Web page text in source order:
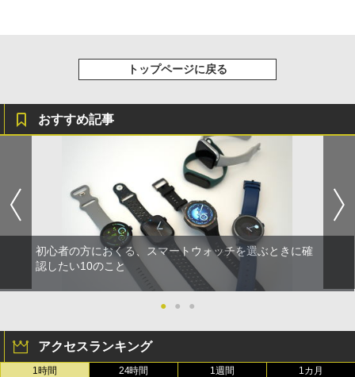
トップページに戻る
おすすめ記事
初心者の方におくる、スマートウォッチを選ぶときに確
認したい10のこと
● ● ●
アクセスランキング
1時間 24時間 1週間 1カ月